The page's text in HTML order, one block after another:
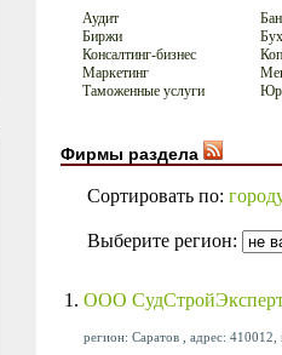
Аудит
Биржи
Консалтинг-бизнес
Маркетинг
Таможенные услуги
Фирмы раздела
Сортировать по:
Выберите регион:
1. ООО
регион: Саратов , адрес: